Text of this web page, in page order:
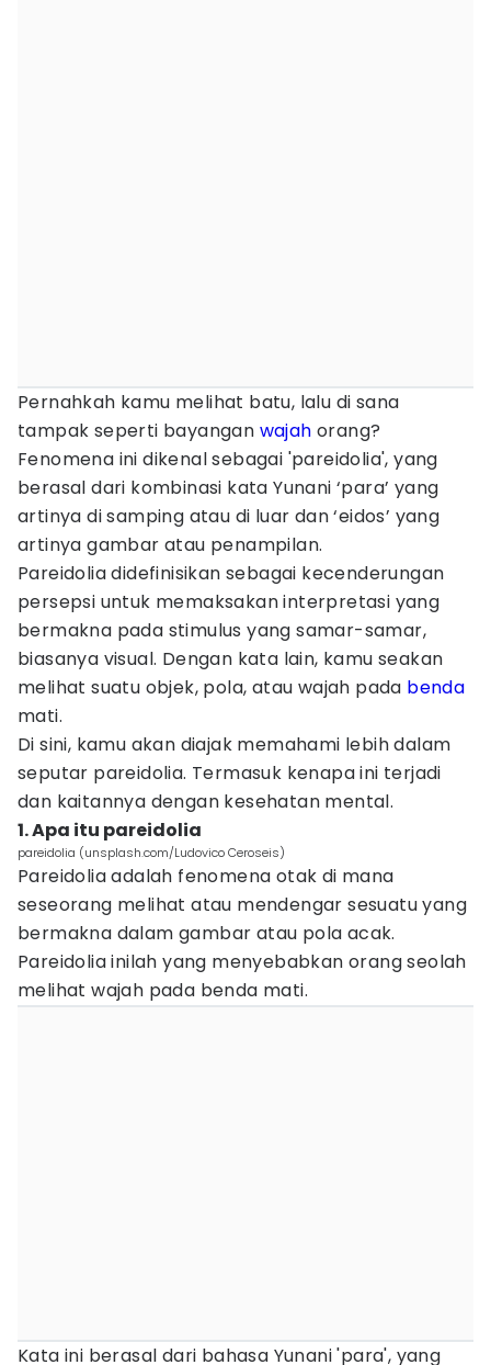
Pernahkah kamu melihat batu, lalu di sana
tampak seperti bayangan wajah orang?
Fenomena ini dikenal sebagai 'pareidolia', yang
berasal dari kombinasi kata Yunani ‘para’ yang
artinya di samping atau di luar dan ‘eidos’ yang
artinya gambar atau penampilan.
Pareidolia didefinisikan sebagai kecenderungan
persepsi untuk memaksakan interpretasi yang
bermakna pada stimulus yang samar-samar,
biasanya visual. Dengan kata lain, kamu seakan
melihat suatu objek, pola, atau wajah pada benda
mati.
Di sini, kamu akan diajak memahami lebih dalam
seputar pareidolia. Termasuk kenapa ini terjadi
dan kaitannya dengan kesehatan mental.
1. Apa itu pareidolia
pareidolia (unsplash.com/Ludovico Ceroseis)
Pareidolia adalah fenomena otak di mana
seseorang melihat atau mendengar sesuatu yang
bermakna dalam gambar atau pola acak.
Pareidolia inilah yang menyebabkan orang seolah
melihat wajah pada benda mati.
Kata ini berasal dari bahasa Yunani 'para', yang